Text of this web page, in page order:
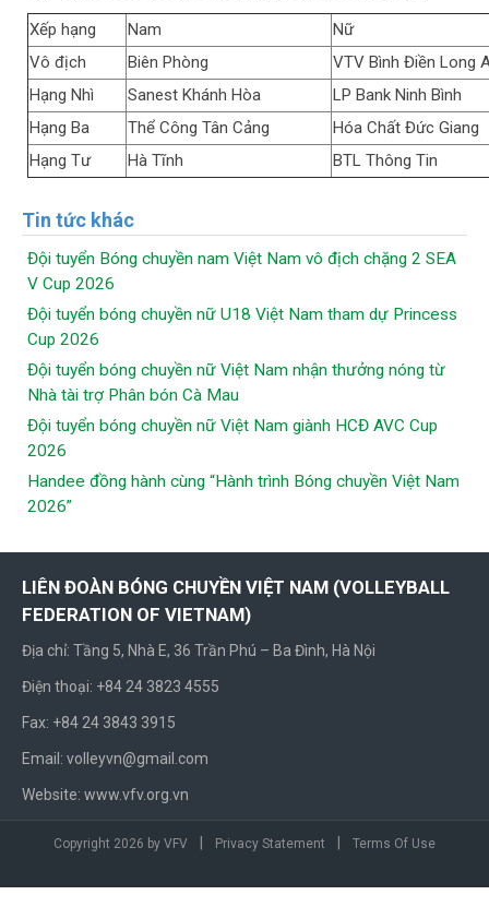
Xếp hạng Nam
Nữ
Vô địch
Biên Phòng
VTV Bình Điền Long
Hạng Nhì
Sanest Khánh Hòa
LP Bank Ninh Bình
Hạng Ba
Thể Công Tân Cảng
Hóa Chất Đức Giang
Hạng Tư
Hà Tĩnh BTL Thông Tin
Tin tức khác
Đội tuyển Bóng chuyền nam Việt Nam vô địch chặng 2 SEA
V Cup 2026
Đội tuyển bóng chuyền nữ U18 Việt Nam tham dự Princess
Cup 2026
Đội tuyển bóng chuyền nữ Việt Nam nhận thưởng nóng từ
Nhà tài trợ Phân bón Cà Mau
Đội tuyển bóng chuyền nữ Việt Nam giành HCĐ AVC Cup
2026
Handee đồng hành cùng “Hành trình Bóng chuyền Việt Nam
2026”
LIÊN ĐOÀN BÓNG CHUYỀN VIỆT NAM (VOLLEYBALL
FEDERATION OF VIETNAM)
Địa chỉ: Tầng 5, Nhà E, 36 Trần Phú – Ba Đình, Hà Nội
Điện thoại: +84 24 3823 4555
Fax: +84 24 3843 3915
Email: volleyvn@gmail.com
Website: www.vfv.org.vn
Copyright 2026 by VFV Privacy Statement Terms Of Use